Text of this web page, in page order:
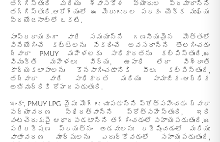
తగ్గిస్తుంది మరియు శ్వాసకోశ వ్యాధుల ప్రమాదాన్ని
తగ్గిస్తుంది.ఆరోగ్యంలో ఈ మెరుగుదల పథకం యొక్క ముఖ్య
ప్రయోజనాల్లో ఒకటి.
సాంప్రదాయకంగా వారి సమయాన్ని గణనీయమైన మొత్తంలో
వినియోగించే కట్టెలను సేకరించే అవసరాన్ని తొలగించడం
ద్వారా PMUY మహిళలకు సాధికారతను కల్పిస్తుంది.ఈ
విముక్తి మహిళలు విద్య, ఉపాధి లేదా విశ్రాంతి
కార్యకలాపాలను కొనసాగించడానికి వీలు కల్పిస్తుంది,
తద్వారా వారి సాధికారత మరియు సామాజిక-ఆర్థిక
అభివృద్ధికి దోహదపడుతుంది.
ఇంకా, PMUY LPG వైపు మొగ్గు చూపడాన్ని ప్రోత్సహించడం ద్వారా
పర్యావరణ స్థిరత్వాన్ని ప్రోత్సహిస్తుంది, ఇది
వంటచెరుకుపై ఆధారపడటాన్ని తగ్గించడంలో సహాయపడుతుంది.ఈ
పరిరక్షణ ప్రయత్నం అడవులను రక్షించడంలో మరియు
వాతావరణ మార్పులను ఎదుర్కోవడంలో సహాయపడుతుంది,